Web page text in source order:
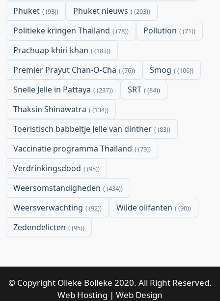
Phuket (93) Phuket nieuws (203)
Politieke kringen Thailand (78) Pollution (71)
Prachuap khiri khan (183)
Premier Prayut Chan-O-Cha (76) Smog (106)
Snelle Jelle in Pattaya (237) SRT (84)
Thaksin Shinawatra (134)
Toeristisch babbeltje Jelle van dinther (83)
Vaccinatie programma Thailand (79)
Verdrinkingsdood (95)
Weersomstandigheden (434)
Weersverwachting (92) Wilde olifanten (90)
Zedendelicten (95)
© Copyright Olleke Bolleke 2020. All Right Reserved.
Web Hosting | Web Design